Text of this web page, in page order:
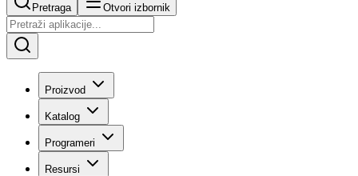
Pretraga Otvori izbornik
Proizvod
Katalog
Programeri
Resursi